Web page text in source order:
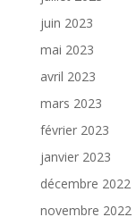
juin 2023
mai 2023
avril 2023
mars 2023
février 2023
janvier 2023
décembre 2022
novembre 2022